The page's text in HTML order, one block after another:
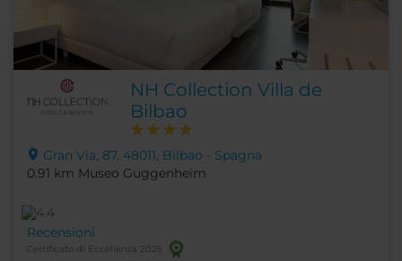
NH Collection Villa de
Bilbao
Gran Vía, 87, 48011, Bilbao - Spagna
0.91 km Museo Guggenheim
Recensioni
Certificato di Eccellenza 2025